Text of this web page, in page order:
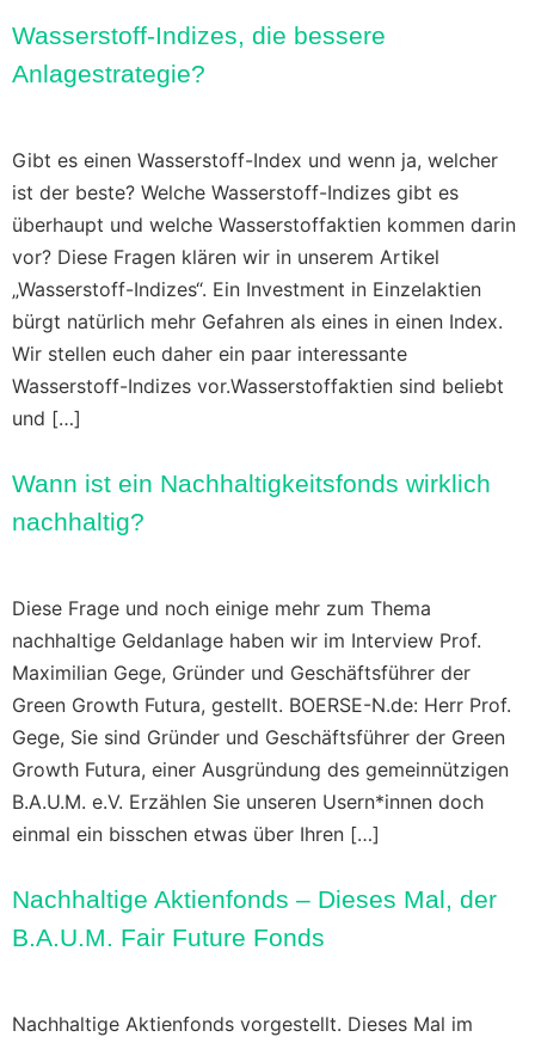
Wasserstoff-Indizes, die bessere
Anlagestrategie?
Gibt es einen Wasserstoff-Index und wenn ja, welcher
ist der beste? Welche Wasserstoff-Indizes gibt es
überhaupt und welche Wasserstoffaktien kommen darin
vor? Diese Fragen klären wir in unserem Artikel
„Wasserstoff-Indizes“. Ein Investment in Einzelaktien
bürgt natürlich mehr Gefahren als eines in einen Index.
Wir stellen euch daher ein paar interessante
Wasserstoff-Indizes vor.Wasserstoffaktien sind beliebt
und […]
Wann ist ein Nachhaltigkeitsfonds wirklich
nachhaltig?
Diese Frage und noch einige mehr zum Thema
nachhaltige Geldanlage haben wir im Interview Prof.
Maximilian Gege, Gründer und Geschäftsführer der
Green Growth Futura, gestellt. BOERSE-N.de: Herr Prof.
Gege, Sie sind Gründer und Geschäftsführer der Green
Growth Futura, einer Ausgründung des gemeinnützigen
B.A.U.M. e.V. Erzählen Sie unseren Usern*innen doch
einmal ein bisschen etwas über Ihren […]
Nachhaltige Aktienfonds – Dieses Mal, der
B.A.U.M. Fair Future Fonds
Nachhaltige Aktienfonds vorgestellt. Dieses Mal im